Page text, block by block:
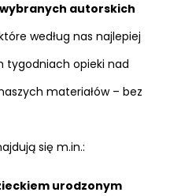
autorskich
według nas najlepiej
tygodniach opieki nad
materiałów – bez
się m.in.:
urodzonym